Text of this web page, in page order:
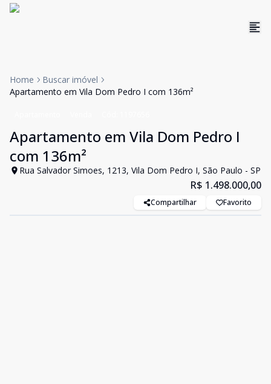
Home
Buscar imóvel
Apartamento em Vila Dom Pedro I com 136m²
Apartamento em Vila Dom Pedro I
com 136m²
Rua Salvador Simoes, 1213, Vila Dom Pedro I, São Paulo - SP
R$ 1.498.000,00
Compartilhar Favorito